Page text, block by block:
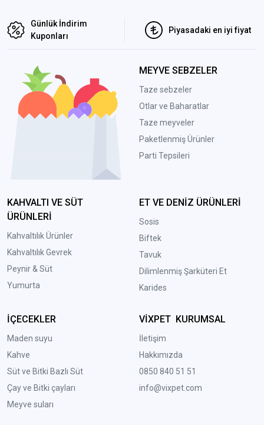
Günlük İndirim
Kuponları
Piyasadaki en iyi fiyat
MEYVE SEBZELER
Taze sebzeler
Otlar ve Baharatlar
Taze meyveler
Paketlenmiş Ürünler
Parti Tepsileri
KAHVALTI VE SÜT
ÜRÜNLERİ
Kahvaltılık Ürünler
Kahvaltılık Gevrek
Peynir & Süt
Yumurta
ET VE DENİZ ÜRÜNLERİ
Sosis
Biftek
Tavuk
Dilimlenmiş Şarküteri Et
Karides
İÇECEKLER
Maden suyu
Kahve
Süt ve Bitki Bazlı Süt
Çay ve Bitki çayları
Meyve suları
VİXPET KURUMSAL
İletişim
Hakkımızda
0850 840 51 51
info@vixpet.com